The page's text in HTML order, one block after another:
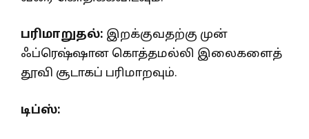
பரிமாறுதல்: இறக்குவதற்கு முன்
ஃப்ரெஷ்ஷான கொத்தமல்லி இலைகளைத்
தூவி சூடாகப் பரிமாறவும்.
டிப்ஸ்: